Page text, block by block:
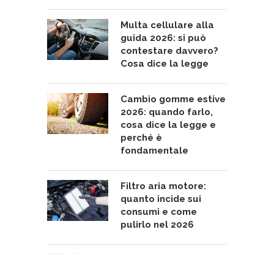
Multa cellulare alla
guida 2026: si può
contestare davvero?
Cosa dice la legge
Cambio gomme estive
2026: quando farlo,
cosa dice la legge e
perché è
fondamentale
Filtro aria motore:
quanto incide sui
consumi e come
pulirlo nel 2026